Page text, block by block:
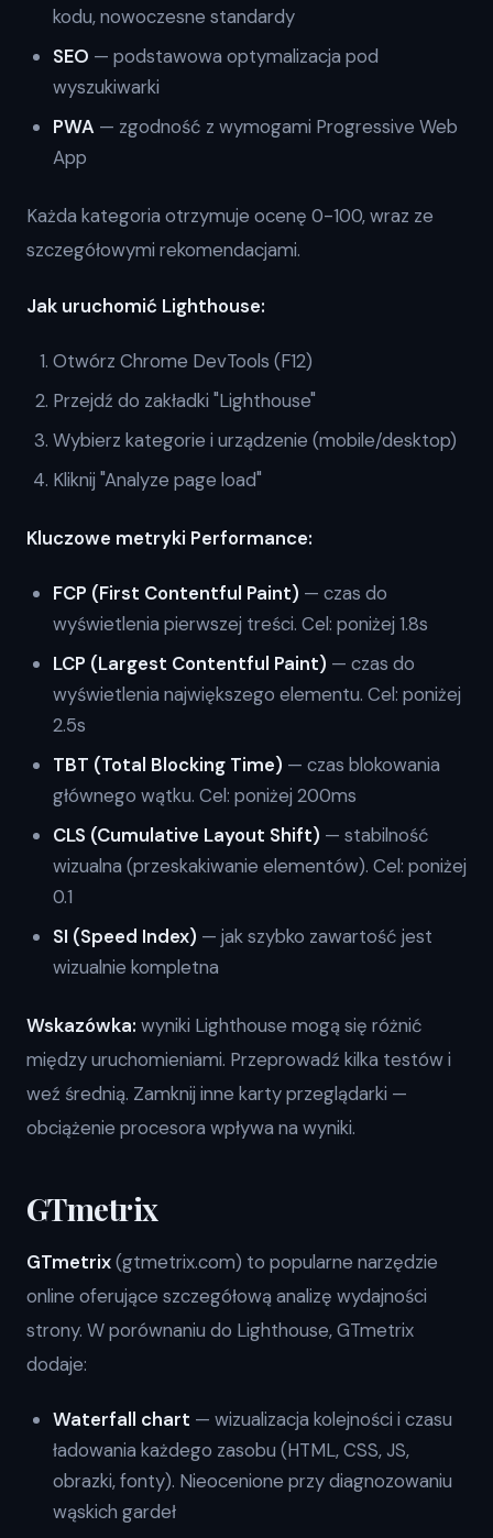
kodu, nowoczesne standardy
SEO — podstawowa optymalizacja pod
wyszukiwarki
PWA — zgodność z wymogami Progressive Web
App
Każda kategoria otrzymuje ocenę 0-100, wraz ze
szczegółowymi rekomendacjami.
Jak uruchomić Lighthouse:
Otwórz Chrome DevTools (F12)
Przejdź do zakładki "Lighthouse"
Wybierz kategorie i urządzenie (mobile/desktop)
Kliknij "Analyze page load"
Kluczowe metryki Performance:
FCP (First Contentful Paint) — czas do
wyświetlenia pierwszej treści. Cel: poniżej 1.8s
LCP (Largest Contentful Paint) — czas do
wyświetlenia największego elementu. Cel: poniżej
2.5s
TBT (Total Blocking Time) — czas blokowania
głównego wątku. Cel: poniżej 200ms
CLS (Cumulative Layout Shift) — stabilność
wizualna (przeskakiwanie elementów). Cel: poniżej
0.1
SI (Speed Index) — jak szybko zawartość jest
wizualnie kompletna
Wskazówka: wyniki Lighthouse mogą się różnić
między uruchomieniami. Przeprowadź kilka testów i
weź średnią. Zamknij inne karty przeglądarki —
obciążenie procesora wpływa na wyniki.
GTmetrix
GTmetrix(gtmetrix.com) to popularne narzędzie
online oferujące szczegółową analizę wydajności
strony. W porównaniu do Lighthouse, GTmetrix
dodaje:
Waterfall chart — wizualizacja kolejności i czasu
ładowania każdego zasobu (HTML, CSS, JS,
obrazki, fonty). Nieocenione przy diagnozowaniu
wąskich gardeł